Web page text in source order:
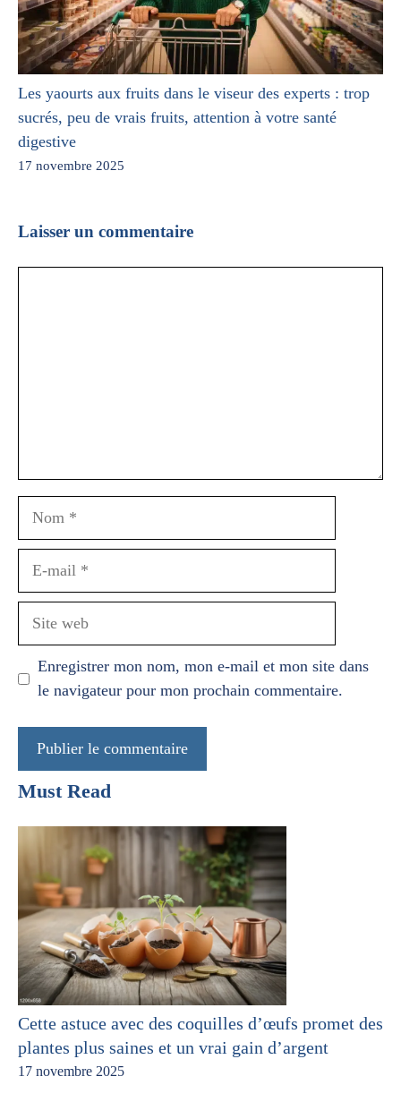
Les yaourts aux fruits dans le viseur des experts : trop
sucrés, peu de vrais fruits, attention à votre santé
digestive
17 novembre 2025
Laisser un commentaire
Enregistrer mon nom, mon e-mail et mon site dans
le navigateur pour mon prochain commentaire.
Must Read
Cette astuce avec des coquilles d’œufs promet des
plantes plus saines et un vrai gain d’argent
17 novembre 2025